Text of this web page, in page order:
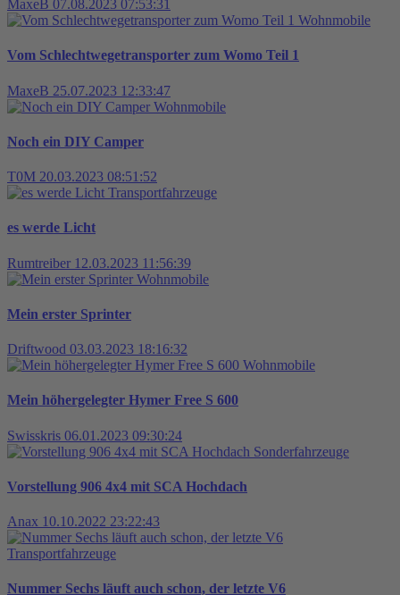
MaxeB 07.08.2023 07:53:31
Wohnmobile
Vom Schlechtwegetransporter zum Womo Teil 1
MaxeB 25.07.2023 12:33:47
Wohnmobile
Noch ein DIY Camper
T0M 20.03.2023 08:51:52
Transportfahrzeuge
es werde Licht
Rumtreiber 12.03.2023 11:56:39
Wohnmobile
Mein erster Sprinter
Driftwood 03.03.2023 18:16:32
Wohnmobile
Mein höhergelegter Hymer Free S 600
Swisskris 06.01.2023 09:30:24
Sonderfahrzeuge
Vorstellung 906 4x4 mit SCA Hochdach
Anax 10.10.2022 23:22:43
Transportfahrzeuge
Nummer Sechs läuft auch schon, der letzte V6